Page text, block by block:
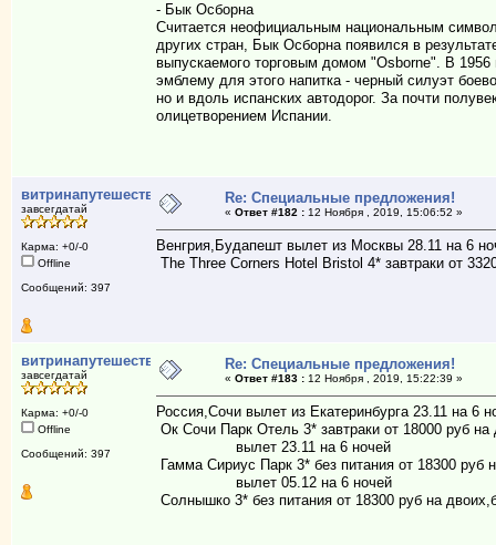
- Бык Осборна
Считается неофициальным национальным
других стран, Бык Осборна появился в
выпускаемого торговым домом "Osborne". В 1956
эмблему для этого напитка - черный силуэт
но и вдоль испанских автодорог. За почти
олицетворением Испании.
витринапутешествий
завсегдатай
Карма: +0/-0
Offline
Сообщений: 397
Re: Специальные предложения!
« Ответ #182 :12 Ноября , 2019, 15:06:52 »
Венгрия,Будапешт вылет из Москвы 28.11 на 6
The Three Corners Hotel Bristol 4* завтраки от
витринапутешествий
завсегдатай
Карма: +0/-0
Offline
Сообщений: 397
Re: Специальные предложения!
« Ответ #183 :12 Ноября , 2019, 15:22:39 »
Россия,Сочи вылет из Екатеринбурга 23.11 на 6
Ок Сочи Парк Отель 3* завтраки от 18000 руб на
вылет 23.11 на 6 ночей
Гамма Сириус Парк 3* без питания от 18300 руб
вылет 05.12 на 6 ночей
Солнышко 3* без питания от 18300 руб на